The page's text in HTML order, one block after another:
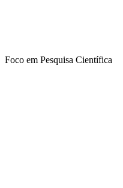
Foco em Pesquisa Científica